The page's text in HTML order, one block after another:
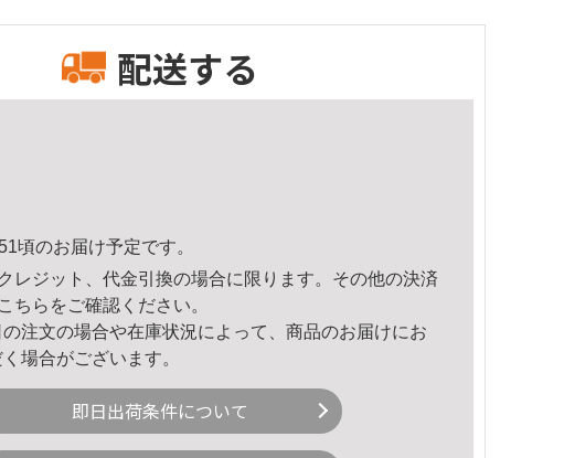
配送する
頃のお届け予定です。
レジット、代金引換の場合に限ります。その他の決済
こちら をご確認ください。
注文の場合や在庫状況によって、商品のお届けにお
場合がございます。
即日出荷条件について